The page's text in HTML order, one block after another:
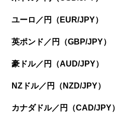
ユーロ／円（EUR/JPY）
英ポンド／円（GBP/JPY）
豪ドル／円（AUD/JPY）
NZドル／円（NZD/JPY）
カナダドル／円（CAD/JPY）